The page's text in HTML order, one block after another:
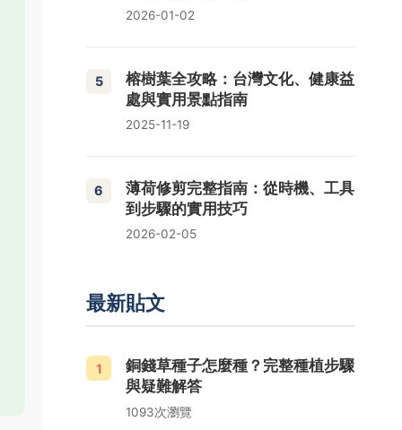
2026-01-02
5
榕樹葉全攻略：台灣文化、健康益
處與實用景點指南
2025-11-19
6
薄荷修剪完整指南：從時機、工具
到步驟的實用技巧
2026-02-05
最新貼文
1
銅錢草種子怎麼種？完整種植步驟
與疑難解答
1093次瀏覽